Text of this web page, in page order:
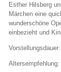
Esther Hilsberg
Märchen eine
wunderschöne
einbezieht und